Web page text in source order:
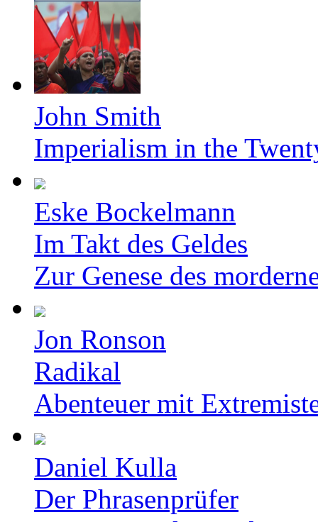
John Smith
Imperialism in the
Eske Bockelmann
Im Takt des Geldes
Zur Genese des
Jon Ronson
Radikal
Abenteuer mit
Daniel Kulla
Der Phrasenprüfer